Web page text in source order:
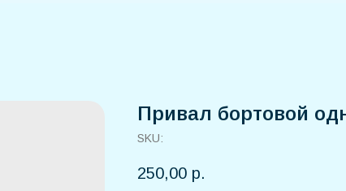
Привал бортовой
SKU:
250,00 р.